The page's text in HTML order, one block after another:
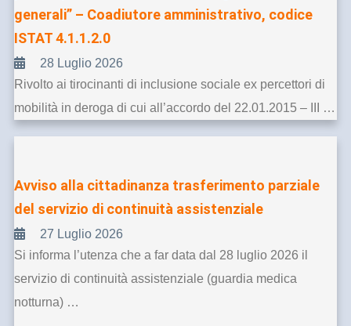
generali” – Coadiutore amministrativo, codice
ISTAT 4.1.1.2.0
28 Luglio 2026
Rivolto ai tirocinanti di inclusione sociale ex percettori di
mobilità in deroga di cui all’accordo del 22.01.2015 – III …
Avviso alla cittadinanza trasferimento parziale
del servizio di continuità assistenziale
27 Luglio 2026
Si informa l’utenza che a far data dal 28 luglio 2026 il
servizio di continuità assistenziale (guardia medica
notturna) …